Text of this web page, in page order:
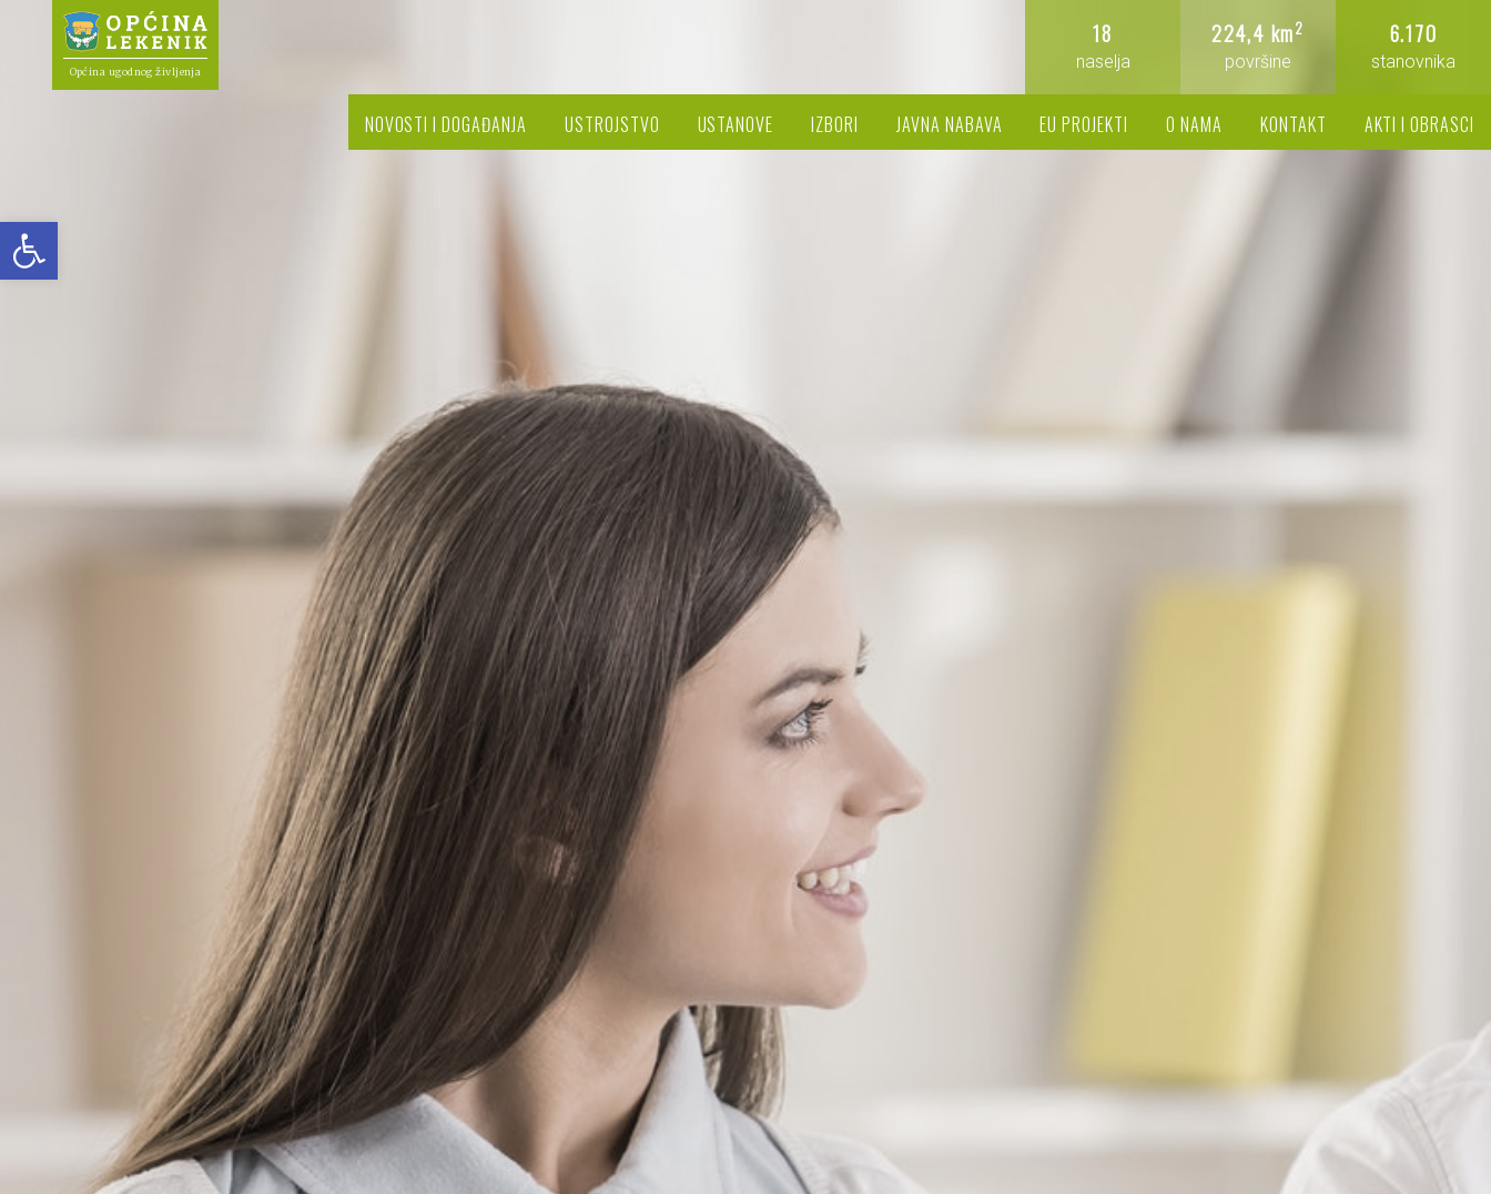
Open toolbar
Općina ugodnog življenja
6.170
stanovnika
224,4 km2
površine
18
naselja
NOVOSTI I DOGAĐANJA USTROJSTVO USTANOVE IZBORI JAVNA NABAVA EU PROJEKTI O NAMA KONTAKT AKTI I OBRASCI